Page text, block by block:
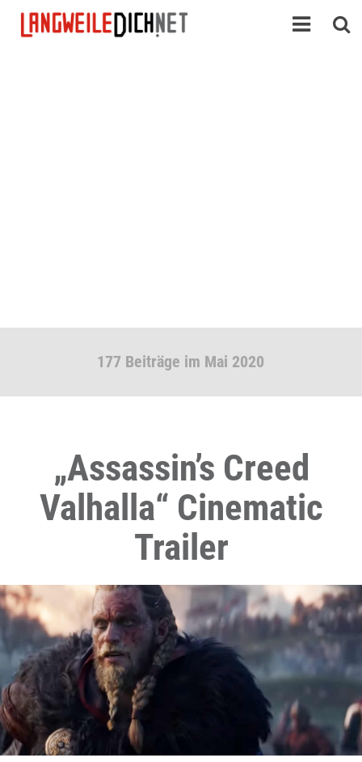
177 Beiträge im Mai 2020
„Assassin’s Creed
Valhalla“ Cinematic
Trailer